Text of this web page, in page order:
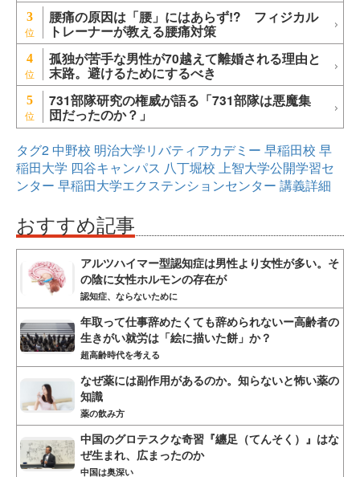
3 腰痛の原因は「腰」にはあらず!? フィジカル
トレーナーが教える腰痛対策
4 孤独が苦手な男性が70越えて離婚される理由と
末路。避けるためにするべき
5 731部隊研究の権威が語る「731部隊は悪魔集
団だったのか？」
タグ2 中野校 明治大学リバティアカデミー 早稲田校 早
稲田大学 四谷キャンパス 八丁堀校 上智大学公開学習セ
ンター 早稲田大学エクステンションセンター 講義詳細
おすすめ記事
アルツハイマー型認知症は男性より女性が多い。そ
の陰に女性ホルモンの存在が
認知症、ならないために
年取って仕事辞めたくても辞められないー高齢者の
生きがい就労は「絵に描いた餅」か？
超高齢時代を考える
なぜ薬には副作用があるのか。知らないと怖い薬の
知識
薬の飲み方
中国のグロテスクな奇習『纏足（てんそく）』はな
ぜ生まれ、広まったのか
中国は奥深い